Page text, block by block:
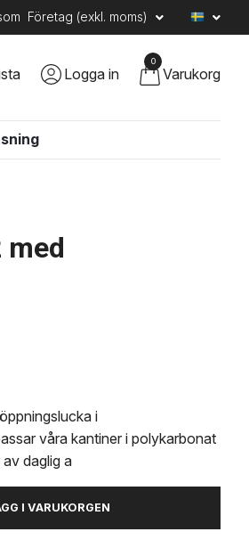
Företag (exkl. moms)
Logga in
0
Varukorg
med
i
våra kantiner i polykarbonat
daglig a
I VARUKORGEN